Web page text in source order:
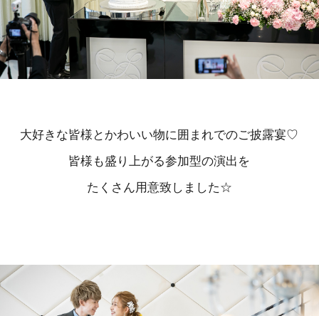
大好きな皆様とかわいい物に囲まれでのご披露宴♡
皆様も盛り上がる参加型の演出を
たくさん用意致しました☆